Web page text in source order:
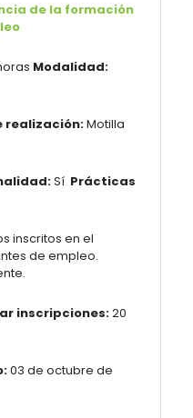
de la formación
Modalidad:
realización:Motilla
Sí Prácticas
inscritos en el
de empleo.
inscripciones:20
03 de octubre de